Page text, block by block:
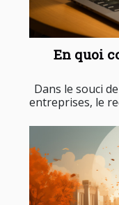
En quoi
Dans le souci
entreprises, le